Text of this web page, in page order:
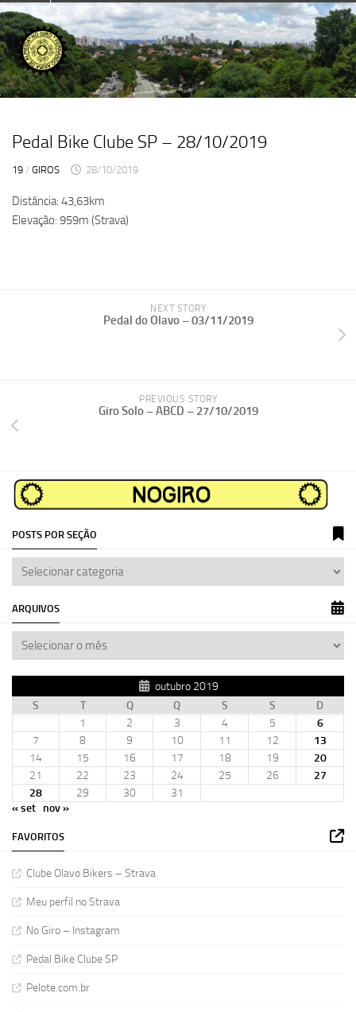
Skip
to
content
Pedal Bike Clube SP – 28/10/2019
19 / GIROS 28/10/2019
Distância: 43,63km
Elevação: 959m (Strava)
NEXT STORY
Pedal do Olavo – 03/11/2019
PREVIOUS STORY
Giro Solo – ABCD – 27/10/2019
POSTS POR SEÇÃO
ARQUIVOS
outubro 2019
S
T Q Q S S
D
1
2 3 4 5
6
7
8 9 10 11 12
13
14
15 16 17 18 19
20
21
22 23 24 25 26
27
28
29 30
31
« set nov »
FAVORITOS
Clube Olavo Bikers – Strava
Meu perfil no Strava
No Giro – Instagram
Pedal Bike Clube SP
Pelote.com.br